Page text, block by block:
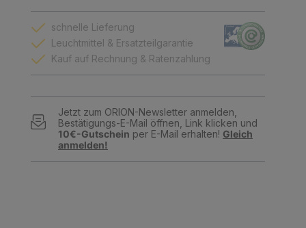
schnelle Lieferung
Leuchtmittel & Ersatzteilgarantie
Kauf auf Rechnung & Ratenzahlung
Jetzt zum ORION-Newsletter anmelden,
Bestätigungs-E-Mail öffnen, Link klicken und
10€-Gutschein per E-Mail erhalten! Gleich
anmelden!